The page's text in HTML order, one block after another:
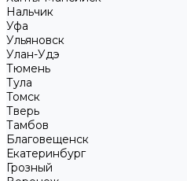
Нальчик
Уфа
Ульяновск
Улан-Удэ
Тюмень
Тула
Томск
Тверь
Тамбов
Благовещенск
Екатеринбург
Грозный